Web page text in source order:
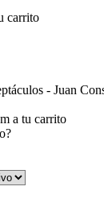
carrito
a tu carrito